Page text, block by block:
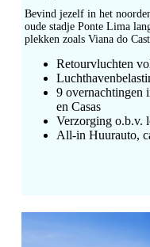
Bevind jezelf in het
oude stadje Ponte Lima
plekken zoals Viana do
Retourvluchten
9 overnachtingen
en Casas
Verzorging o.b.v.
All-in Huurauto,